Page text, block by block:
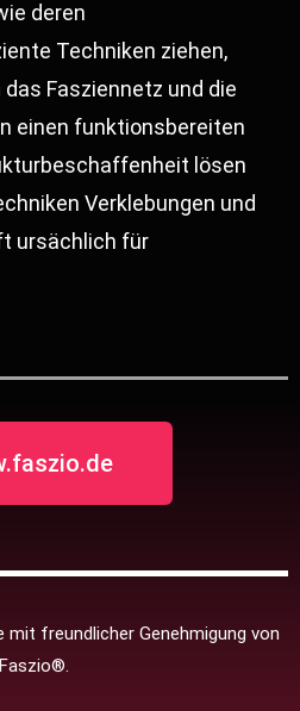
deren
Techniken ziehen,
Fasziennetz und die
einen funktionsbereiten
lösen
Verklebungen und
ursächlich für
mit freundlicher Genehmigung von
Faszio®.